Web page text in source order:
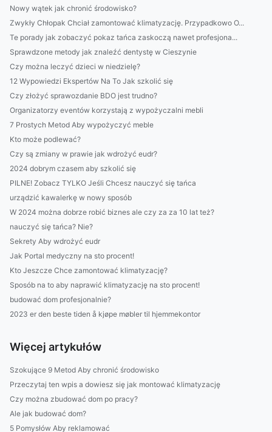
Nowy wątek jak chronić środowisko?
Zwykły Chłopak Chciał zamontować klimatyzację. Przypadkowo O...
Te porady jak zobaczyć pokaz tańca zaskoczą nawet profesjona...
Sprawdzone metody jak znaleźć dentystę w Cieszynie
Czy można leczyć dzieci w niedzielę?
12 Wypowiedzi Ekspertów Na To Jak szkolić się
Czy złożyć sprawozdanie BDO jest trudno?
Organizatorzy eventów korzystają z wypożyczalni mebli
7 Prostych Metod Aby wypożyczyć meble
Kto może podlewać?
Czy są zmiany w prawie jak wdrożyć eudr?
2024 dobrym czasem aby szkolić się
PILNE! Zobacz TYLKO Jeśli Chcesz nauczyć się tańca
urządzić kawalerkę w nowy sposób
W 2024 można dobrze robić biznes ale czy za za 10 lat też?
nauczyć się tańca? Nie?
Sekrety Aby wdrożyć eudr
Jak Portal medyczny na sto procent!
Kto Jeszcze Chce zamontować klimatyzację?
Sposób na to aby naprawić klimatyzację na sto procent!
budować dom profesjonalnie?
2023 er den beste tiden å kjøpe møbler til hjemmekontor
Więcej artykułów
Szokujące 9 Metod Aby chronić środowisko
Przeczytaj ten wpis a dowiesz się jak montować klimatyzację
Czy można zbudować dom po pracy?
Ale jak budować dom?
5 Pomysłów Aby reklamować